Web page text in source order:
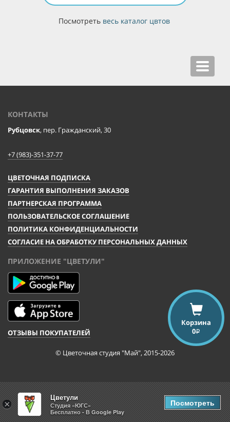
Посмотреть весь каталог цвтов
Toggle
КОНТАКТЫ
Рубцовск, пер. Гражданский, 30
+7 (983)-351-37-77
ЦВЕТОЧНАЯ ПОДПИСКА
ГАРАНТИЯ ВЫПОЛНЕНИЯ ЗАКАЗОВ
ПАРТНЕРСКАЯ ПРОГРАММА
ПОЛЬЗОВАТЕЛЬСКОЕ СОГЛАШЕНИЕ
ПОЛИТИКА КОНФИДЕНЦИАЛЬНОСТИ
СОГЛАСИЕ НА ОБРАБОТКУ ПЕРСОНАЛЬНЫХ ДАННЫХ
ПРИЛОЖЕНИЕ "ЦВЕТУЛИ"
ОТЗЫВЫ ПОКУПАТЕЛЕЙ
© Цветочная студия "Май", 2015-2026
Корзина
0i
×
Цветули
Студия «ЮГС»
Бесплатно - В Google Play
Посмотреть